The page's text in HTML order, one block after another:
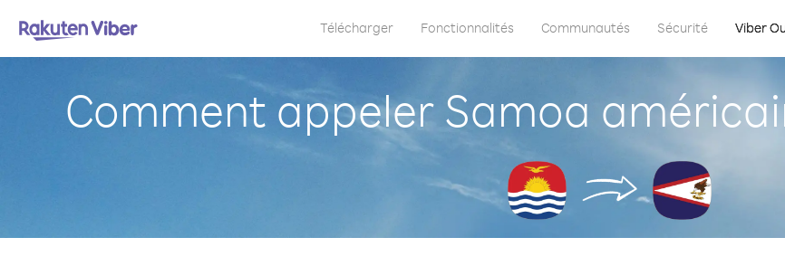
Télécharger Fonctionnalités Communautés Sécurité Viber
Comment appeler Samoa